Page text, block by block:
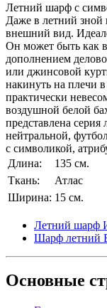
Летний шарф с
Даже в летний зной
внешний вид.
Он может быть как
дополнением
или джинсовой
накинуть на плечи
практически
воздушной белой
представлена
нейтральной,
с символикой,
Длина:
135 см.
Ткань:
Атлас
Ширина: 15 см.
Летний шарф
Шарф летний
Основные